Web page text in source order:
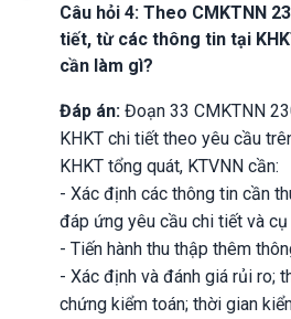
Câu hỏi 4: Theo CMKTNN
tiết, từ các thông tin tại
cần làm gì?
Đáp án: Đoạn 33 CMKTNN
KHKT chi tiết theo yêu cầu
KHKT tổng quát, KTVNN cần:
- Xác định các thông tin cần
đáp ứng yêu cầu chi tiết và
- Tiến hành thu thập thêm
- Xác định và đánh giá rủi ro;
chứng kiểm toán; thời gian